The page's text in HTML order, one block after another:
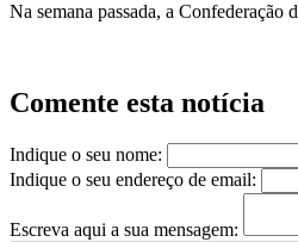
Na semana passada, a
Comente esta notícia
Indique o seu nome:
Indique o seu endereço de email:
Escreva aqui a sua mensagem: